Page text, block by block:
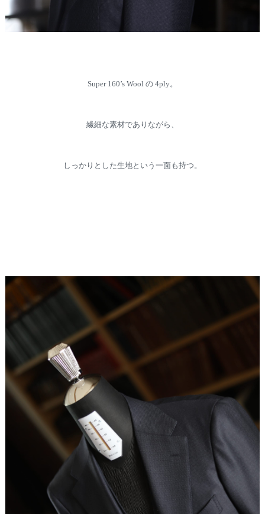
Super 160’s Wool の 4ply。
繊細な素材でありながら、
しっかりとした生地という一面も持つ。